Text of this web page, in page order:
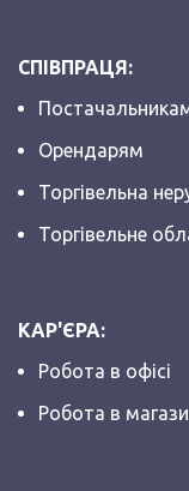
СПІВПРАЦЯ:
Орендарям
Торгівельна
Торгівельне
КАР'ЄРА:
Робота в офісі
Робота в